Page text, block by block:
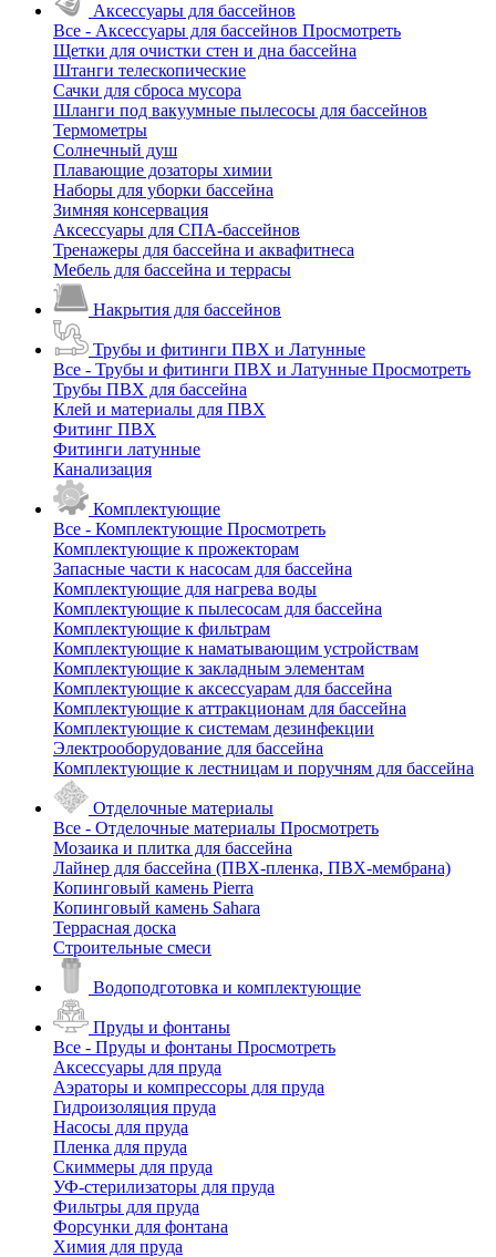
Аксессуары для бассейнов
Все - Аксессуары для бассейнов Просмотреть
Щетки для очистки стен и дна бассейна
Штанги телескопические
Сачки для сброса мусора
Шланги под вакуумные пылесосы для бассейнов
Термометры
Солнечный душ
Плавающие дозаторы химии
Наборы для уборки бассейна
Зимняя консервация
Аксессуары для СПА-бассейнов
Тренажеры для бассейна и аквафитнеса
Мебель для бассейна и террасы
Накрытия для бассейнов
Трубы и фитинги ПВХ и Латунные
Все - Трубы и фитинги ПВХ и Латунные Просмотреть
Трубы ПВХ для бассейна
Клей и материалы для ПВХ
Фитинг ПВХ
Фитинги латунные
Канализация
Комплектующие
Все - Комплектующие Просмотреть
Комплектующие к прожекторам
Запасные части к насосам для бассейна
Комплектующие для нагрева воды
Комплектующие к пылесосам для бассейна
Комплектующие к фильтрам
Комплектующие к наматывающим устройствам
Комплектующие к закладным элементам
Комплектующие к аксессуарам для бассейна
Комплектующие к аттракционам для бассейна
Комплектующие к системам дезинфекции
Электрооборудование для бассейна
Комплектующие к лестницам и поручням для бассейна
Отделочные материалы
Все - Отделочные материалы Просмотреть
Мозаика и плитка для бассейна
Лайнер для бассейна (ПВХ-пленка, ПВХ-мембрана)
Копинговый камень Pierra
Копинговый камень Sahara
Террасная доска
Строительные смеси
Водоподготовка и комплектующие
Пруды и фонтаны
Все - Пруды и фонтаны Просмотреть
Аксессуары для пруда
Аэраторы и компрессоры для пруда
Гидроизоляция пруда
Насосы для пруда
Пленка для пруда
Скиммеры для пруда
УФ-стерилизаторы для пруда
Фильтры для пруда
Форсунки для фонтана
Химия для пруда